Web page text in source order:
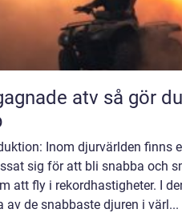
atv så gör du ett tryggt och smart
Inom djurvärlden finns
sig för att bli snabba och
att fly i rekordhastigheter. I
av de snabbaste djuren i värl...